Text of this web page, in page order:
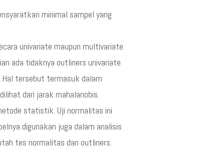
minimal sampel yang
univariate maupun multivariate
ada tidaknya outliners univariate
Hal tersebut termasuk dalam
dari jarak mahalanobis.
statistik. Uji normalitas ini
digunakan juga dalam analisis
tes normalitas dan outliners.